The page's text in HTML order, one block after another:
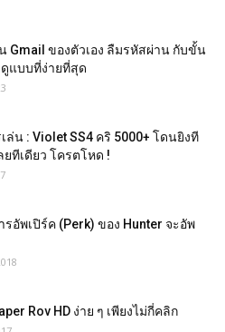
Gmail ของตัวเอง ลืมรหัสผ่าน กับขั้น
แบบที่ง่ายที่สุด
ล่น : Violet SS4 คริ 5000+ โดนยิงที
ทีเดียว โครตโหด !
รอัพเปิร์ค (Perk) ของ Hunter จะอัพ
Rov HD ง่าย ๆ เพียงไม่กี่คลิก